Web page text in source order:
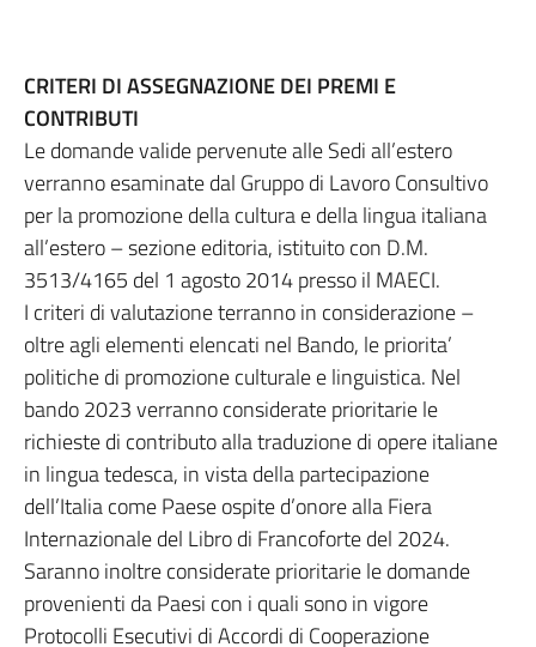
CRITERI DI ASSEGNAZIONE DEI PREMI E
CONTRIBUTI
Le domande valide pervenute alle Sedi all’estero
verranno esaminate dal Gruppo di Lavoro Consultivo
per la promozione della cultura e della lingua italiana
all’estero – sezione editoria, istituito con D.M.
3513/4165 del 1 agosto 2014 presso il MAECI.
I criteri di valutazione terranno in considerazione –
oltre agli elementi elencati nel Bando, le priorita’
politiche di promozione culturale e linguistica. Nel
bando 2023 verranno considerate prioritarie le
richieste di contributo alla traduzione di opere italiane
in lingua tedesca, in vista della partecipazione
dell’Italia come Paese ospite d’onore alla Fiera
Internazionale del Libro di Francoforte del 2024.
Saranno inoltre considerate prioritarie le domande
provenienti da Paesi con i quali sono in vigore
Protocolli Esecutivi di Accordi di Cooperazione